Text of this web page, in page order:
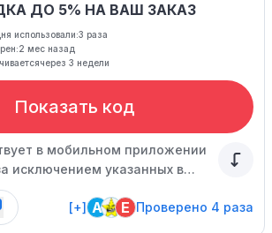
ДО 5% НА ВАШ ЗАКАЗ
использовали:3 раза
2 мес назад
через 3 недели
Показать код
в мобильном приложении
исключением указанных в
воспользоваться
ограничено по времени.
[+] A E Проверено 4 раза